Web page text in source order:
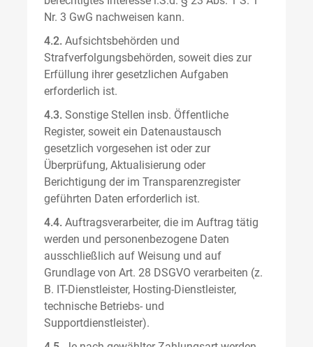
Nr. 3 GwG nachweisen kann.
4.2. Aufsichtsbehörden und
Strafverfolgungsbehörden, soweit dies zur
Erfüllung ihrer gesetzlichen Aufgaben
erforderlich ist.
4.3. Sonstige Stellen insb. Öffentliche
Register, soweit ein Datenaustausch
gesetzlich vorgesehen ist oder zur
Überprüfung, Aktualisierung oder
Berichtigung der im Transparenzregister
geführten Daten erforderlich ist.
4.4. Auftragsverarbeiter, die im Auftrag tätig
werden und personenbezogene Daten
ausschließlich auf Weisung und auf
Grundlage von Art. 28 DSGVO verarbeiten (z.
B. IT-Dienstleister, Hosting-Dienstleister,
technische Betriebs- und
Supportdienstleister).